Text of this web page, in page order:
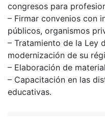
congresos para
– Firmar convenios con
públicos, organismos
– Tratamiento de la Ley
modernización de su
– Elaboración de
– Capacitación en las
educativas.